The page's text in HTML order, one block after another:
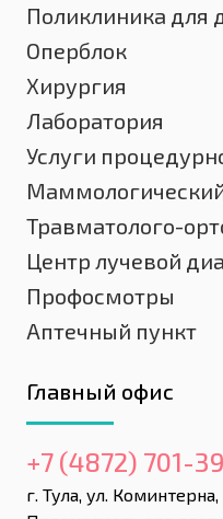
Поликлиника для
Оперблок
Хирургия
Лаборатория
Услуги
Травматолого-
Центр лучевой
Профосмотры
Аптечный пункт
Главный офис
+7 (4872) 701-
г. Тула, ул. Коминтерна,